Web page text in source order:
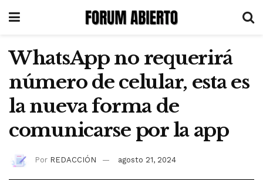
WhatsApp no requerirá
número de celular, esta es
la nueva forma de
comunicarse por la app
Por REDACCIÓN agosto 21, 2024